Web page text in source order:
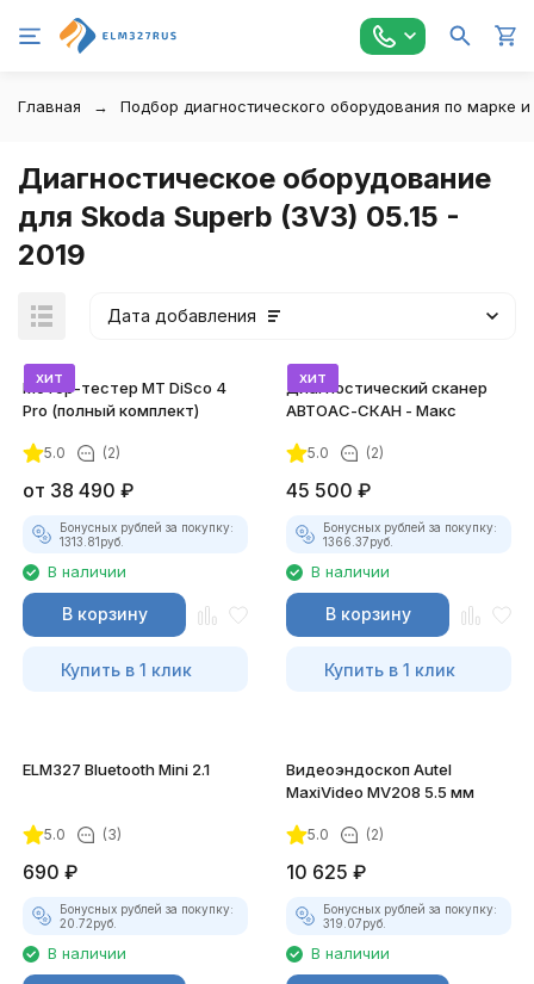
Главная Подбор диагностического оборудования по марке
Диагностическое оборудование
для Skoda Superb (3V3) 05.15 -
2019
Дата добавления
хит
Мотор-тестер MT DiSco 4
Pro (полный комплект)
5.0 (2)
от 38 490 ₽
Бонусных рублей за покупку:
1313.81руб.
В наличии
В корзину
Купить в 1 клик
хит
Диагностический сканер
АВТОАС-СКАН - Макс
5.0 (2)
45 500 ₽
Бонусных рублей за покупку:
1366.37руб.
В наличии
В корзину
Купить в 1 клик
ELM327 Bluetooth Mini 2.1
5.0 (3)
690 ₽
Бонусных рублей за покупку:
20.72руб.
В наличии
Видеоэндоскоп Autel
MaxiVideo MV208 5.5 мм
5.0 (2)
10 625 ₽
Бонусных рублей за покупку:
319.07руб.
В наличии